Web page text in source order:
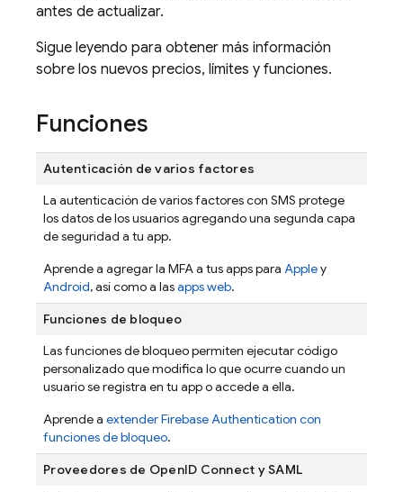
antes de actualizar.
Sigue leyendo para obtener más información
sobre los nuevos precios, límites y funciones.
Funciones
Autenticación de varios factores
La autenticación de varios factores con SMS protege
los datos de los usuarios agregando una segunda capa
de seguridad a tu app.
Aprende a agregar la MFA a tus apps para Appley
Android, así como a lasapps web.
Funciones de bloqueo
Las funciones de bloqueo permiten ejecutar código
personalizado que modifica lo que ocurre cuando un
usuario se registra en tu app o accede a ella.
Aprende a extenderFirebase Authentication con
funciones de bloqueo.
Proveedores de OpenID Connect y SAML